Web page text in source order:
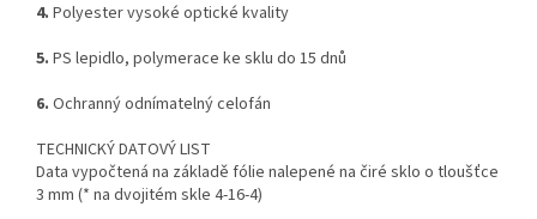
4. Polyester vysoké optické kvality
5. PS lepidlo, polymerace ke sklu do 15 dnů
6. Ochranný odnímatelný celofán
TECHNICKÝ DATOVÝ LIST
Data vypočtená na základě fólie nalepené na čiré sklo o tloušťce
3 mm (* na dvojitém skle 4-16-4)